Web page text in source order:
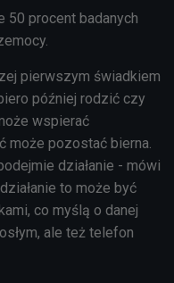
50 procent badanych
pierwszym świadkiem
później rodzić czy
wspierać
może pozostać bierna.
działanie - mówi
to może być
co myślą o danej
ale też telefon